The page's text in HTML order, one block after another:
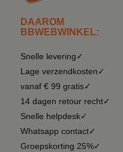
DAAROM
BBWEBWINKEL:
Snelle levering✓
Lage verzendkosten✓
vanaf € 99 gratis✓
14 dagen retour recht✓
Snelle helpdesk✓
Whatsapp contact✓
Groepskorting 25%✓